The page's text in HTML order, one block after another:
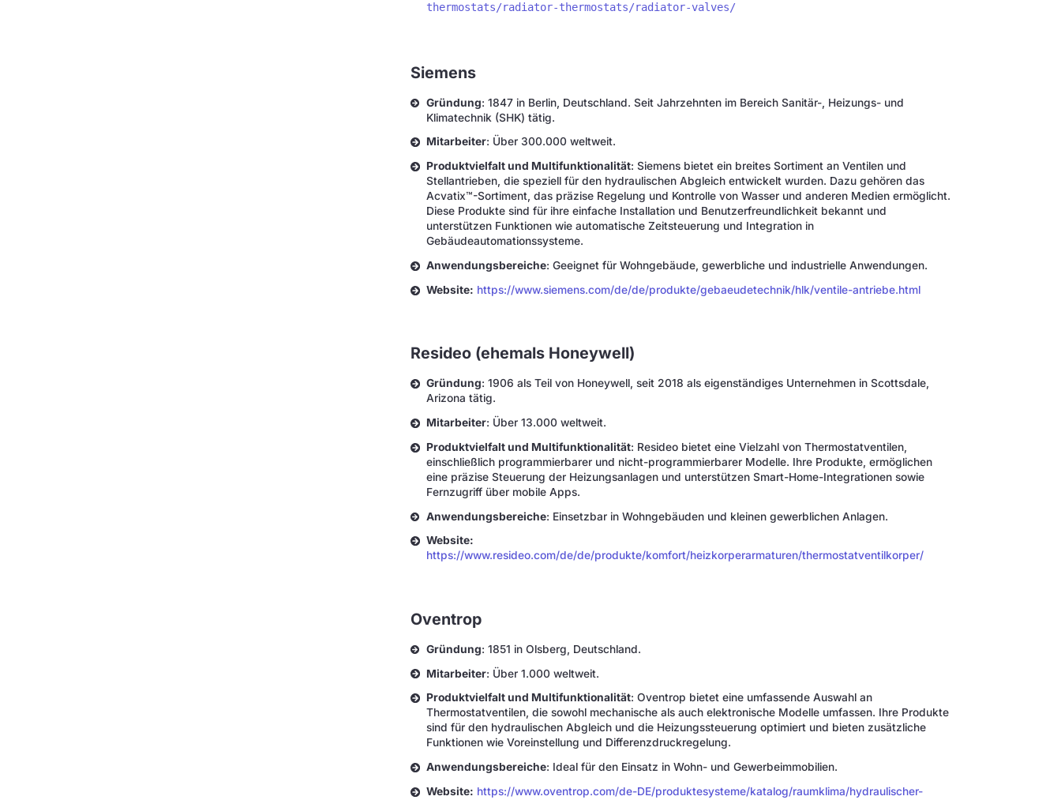
thermostats/radiator-thermostats/radiator-valves/
Siemens
Gründung: 1847 in Berlin, Deutschland. Seit Jahrzehnten im Bereich Sanitär-, Heizungs- und
Klimatechnik (SHK) tätig.
Mitarbeiter: Über 300.000 weltweit.
Produktvielfalt und Multifunktionalität: Siemens bietet ein breites Sortiment an Ventilen und
Stellantrieben, die speziell für den hydraulischen Abgleich entwickelt wurden. Dazu gehören das
Acvatix™-Sortiment, das präzise Regelung und Kontrolle von Wasser und anderen Medien ermöglicht.
Diese Produkte sind für ihre einfache Installation und Benutzerfreundlichkeit bekannt und
unterstützen Funktionen wie automatische Zeitsteuerung und Integration in
Gebäudeautomationssysteme.
Anwendungsbereiche: Geeignet für Wohngebäude, gewerbliche und industrielle Anwendungen.
Website: https://www.siemens.com/de/de/produkte/gebaeudetechnik/hlk/ventile-antriebe.html
Resideo (ehemals Honeywell)
Gründung: 1906 als Teil von Honeywell, seit 2018 als eigenständiges Unternehmen in Scottsdale,
Arizona tätig.
Mitarbeiter: Über 13.000 weltweit.
Produktvielfalt und Multifunktionalität: Resideo bietet eine Vielzahl von Thermostatventilen,
einschließlich programmierbarer und nicht-programmierbarer Modelle. Ihre Produkte, ermöglichen
eine präzise Steuerung der Heizungsanlagen und unterstützen Smart-Home-Integrationen sowie
Fernzugriff über mobile Apps.
Anwendungsbereiche: Einsetzbar in Wohngebäuden und kleinen gewerblichen Anlagen.
Website:
https://www.resideo.com/de/de/produkte/komfort/heizkorperarmaturen/thermostatventilkorper/
Oventrop
Gründung: 1851 in Olsberg, Deutschland.
Mitarbeiter: Über 1.000 weltweit.
Produktvielfalt und Multifunktionalität: Oventrop bietet eine umfassende Auswahl an
Thermostatventilen, die sowohl mechanische als auch elektronische Modelle umfassen. Ihre Produkte
sind für den hydraulischen Abgleich und die Heizungssteuerung optimiert und bieten zusätzliche
Funktionen wie Voreinstellung und Differenzdruckregelung.
Anwendungsbereiche: Ideal für den Einsatz in Wohn- und Gewerbeimmobilien.
Website: https://www.oventrop.com/de-DE/produktesysteme/katalog/raumklima/hydraulischer-